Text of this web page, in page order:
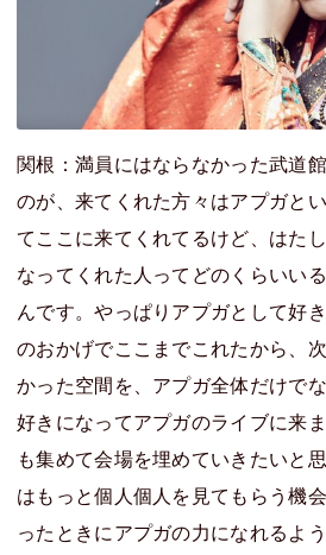
関根：満員にはならなかった武道
のが、来てくれた方々はアプガと
てここに来てくれてるけど、はた
なってくれた人ってどのくらいい
んです。やっぱりアプガとして好
のおかげでここまでこれたから、
かった空間を、アプガ全体だけで
好きになってアプガのライブに来
も集めて会場を埋めていきたいと
はもっと個人個人を見てもらう機
ったときにアプガの力になれるよ